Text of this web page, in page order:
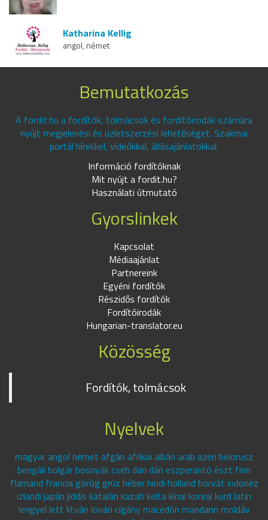
Katharina Kellig
angol, német
Bemutatkozás
A fordit.hu a fordítók, tolmácsok és fordítóirodák számára
nyújt megjelenési és üzletszerzési lehetőséget. Szakmai
portál hírekkel, videókkal, állásajánlatokkal.
Információ fordítóknak
Mit nyújt a fordit.hu?
Használati útmutató
Gyorslinkek
Kapcsolat
Médiaajánlat
Partnereink
Egyéni fordítók
Részidős fordítók
Fordítóirodák
Hungarian-translator.eu
Közösség
Fordítók, tolmácsok
Nyelvek
magyar angol német afgán afrikai albán arab azeri belorusz
bengáli bolgár bosnyák cseh dari dán eszperantó észt finn
flamand francia görög grúz héber hindi holland horvát indonéz
izlandi japán jiddis katalán kazah kelta kínai koreai kurd latin
lengyel lett litván lovári cigány macedón mandarin moldáv